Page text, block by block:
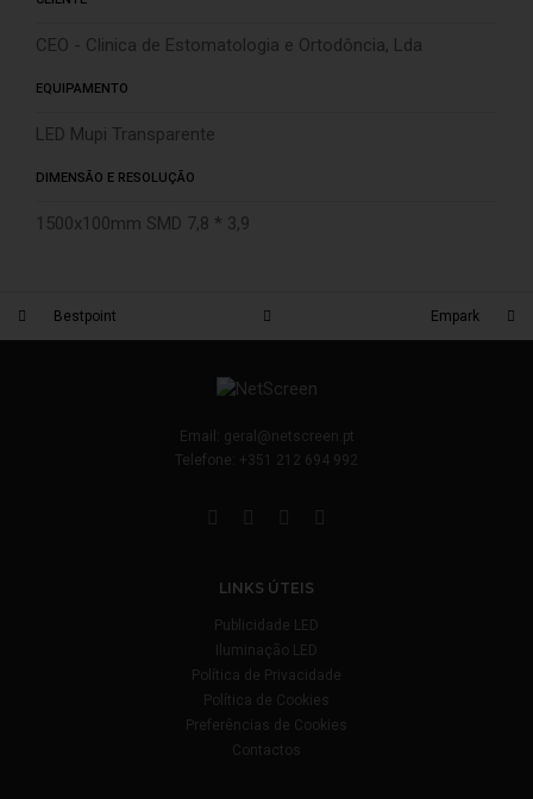
CEO - Clinica de Estomatologia e Ortodôncia, Lda
EQUIPAMENTO
LED Mupi Transparente
DIMENSÃO E RESOLUÇÃO
1500x100mm SMD 7,8 * 3,9
Bestpoint Empark
Email:
geral@netscreen.pt
Telefone:
+351 212 694 992
LINKS ÚTEIS
Publicidade LED
Iluminação LED
Política de Privacidade
Política de Cookies
Preferências de Cookies
Contactos